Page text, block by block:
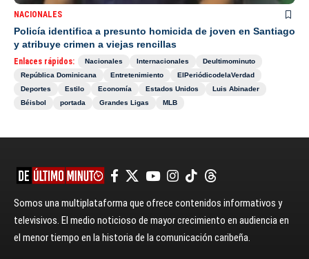
NACIONALES
Policía identifica a presunto homicida de joven en Santiago
y atribuye crimen a viejas rencillas
Enlaces rápidos: Nacionales Internacionales
Deultimominuto
República Dominicana
Entretenimiento
ElPeriódicodelaVerdad
Deportes
Estilo Economía Estados Unidos
Luis Abinader
Béisbol
portada Grandes Ligas MLB
Somos una multiplataforma que ofrece contenidos informativos y
televisivos. El medio noticioso de mayor crecimiento en audiencia en
el menor tiempo en la historia de la comunicación caribeña.